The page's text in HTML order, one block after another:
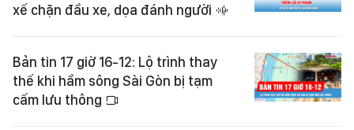
xế chặn đầu xe, dọa đánh người
Bản tin 17 giờ 16-12: Lộ trình thay
thế khi hầm sông Sài Gòn bị tạm
cấm lưu thông